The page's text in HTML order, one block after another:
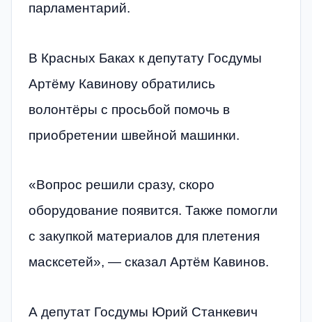
парламентарий.
В Красных Баках к депутату Госдумы
Артёму Кавинову обратились
волонтёры с просьбой помочь в
приобретении швейной машинки.
«Вопрос решили сразу, скоро
оборудование появится. Также помогли
с закупкой материалов для плетения
масксетей», — сказал Артём Кавинов.
А депутат Госдумы Юрий Станкевич